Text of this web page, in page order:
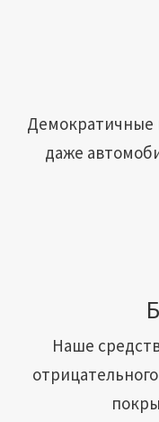
Демократичные
даже
Наше